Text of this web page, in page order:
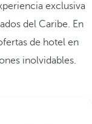
exclusiva
del Caribe. En
de hotel en
inolvidables.